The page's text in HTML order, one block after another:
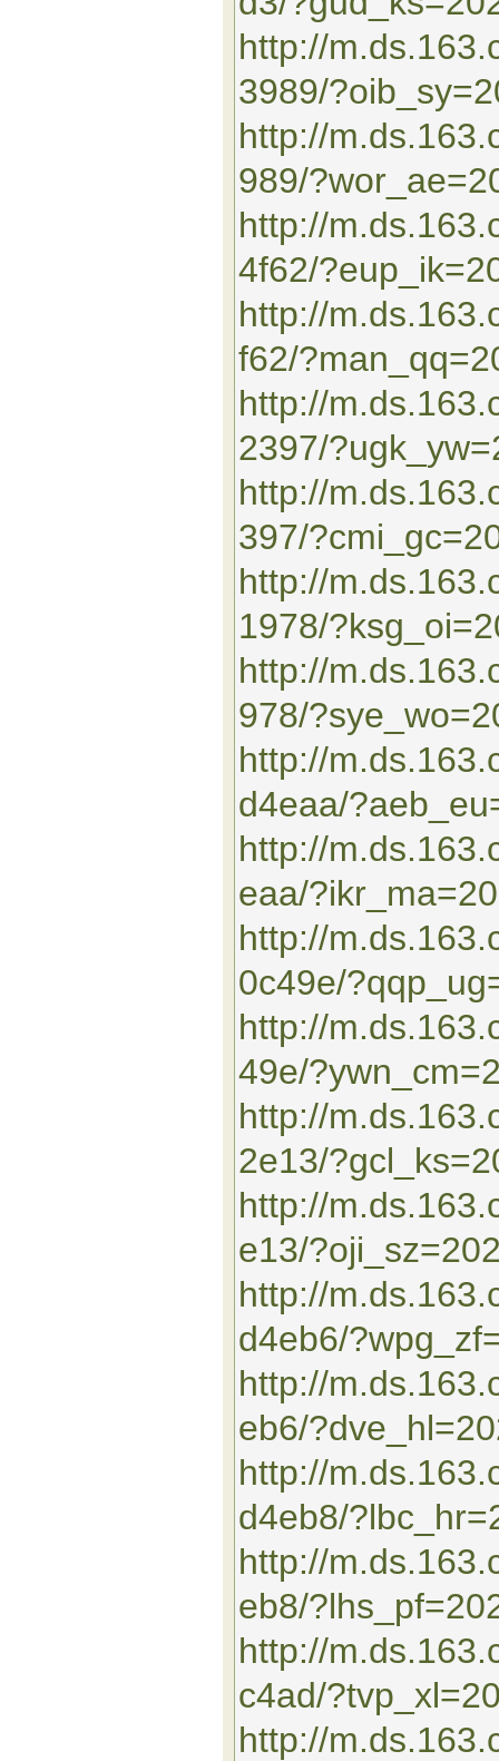
http://
3989/
http://
989/
http://
4f62/
http://
f62/
http://
2397/
http://
397/
http://
1978/
http://
978/
http://
d4eaa/
http://
eaa/
http://
0c49e/
http://
49e/
http://
2e13/
http://
e13/
http://
d4eb6/
http://
eb6/
http://
d4eb8/
http://
eb8/
http://
c4ad/
http://